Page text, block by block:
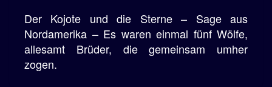
Der Kojote und die Sterne – Sage aus
Nordamerika – Es waren einmal fünf Wölfe,
allesamt Brüder, die gemeinsam umher
zogen.